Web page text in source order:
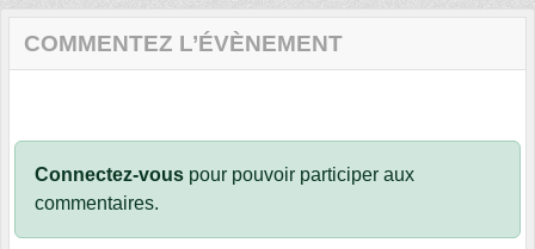
COMMENTEZ L’ÉVÈNEMENT
Connectez-vous pour pouvoir participer aux
commentaires.